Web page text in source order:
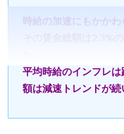
時給の加速にもかか
その賃金総額は2.3%
平均時給のインフレ
額は減速トレンドが続